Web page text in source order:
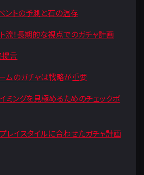
ントの予測と石の温存
流！長期的な視点でのガチャ計画
提言
ムのガチャは戦略が重要
ミングを見極めるためのチェックポ
レイスタイルに合わせたガチャ計画